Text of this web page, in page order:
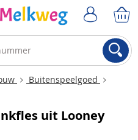
Buitenspeelgoed
uit Looney